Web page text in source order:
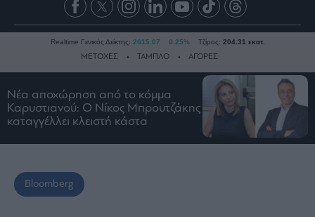
Ειδήσεις
Οικονομία
Τράπεζες
Ναυτιλία
Realtime Γενικός Δείκτης: 2615.07 0.25% Τζίρος: 204.31 εκατ.
ΜΕΤΟΧΕΣ ΤΑΜΠΛΟ ΑΓΟΡΕΣ
Νέα αποχώρηση από το κόμμα
Καρυστιανού: Ο Νίκος Μπρουτζάκης
καταγγέλλει κλειστή κάστα
Bloomberg